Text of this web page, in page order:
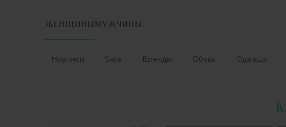
ЖЕНЩИНЫ МУЖЧИНЫ
Новинки Sale Бренды Обувь Одежда